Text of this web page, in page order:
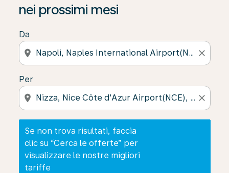
nei prossimi mesi
Da
location_on close
Per
location_on close
Se non trova risultati, faccia
clic su “Cerca le offerte” per
visualizzare le nostre migliori
tariffe